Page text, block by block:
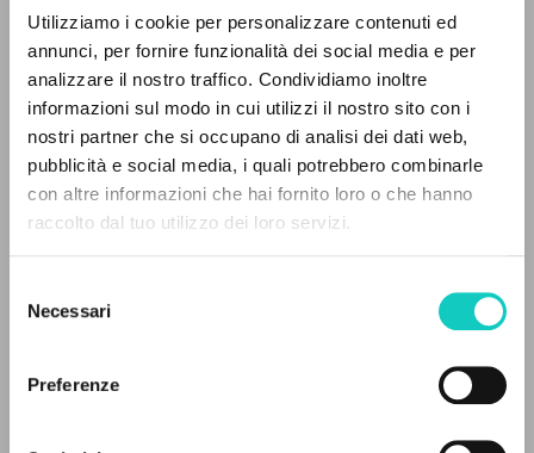
Utilizziamo i cookie per personalizzare contenuti ed
annunci, per fornire funzionalità dei social media e per
analizzare il nostro traffico. Condividiamo inoltre
informazioni sul modo in cui utilizzi il nostro sito con i
nostri partner che si occupano di analisi dei dati web,
pubblicità e social media, i quali potrebbero combinarle
con altre informazioni che hai fornito loro o che hanno
raccolto dal tuo utilizzo dei loro servizi.
delNecessari
Preferenze
Giussani Luigi Autore
Italiano
CL-Litterae Communionis
1993
Pagine: 4
14/02/2025
0DOCUMENTI TROVATI
RISULTATI SUCCESSIVI